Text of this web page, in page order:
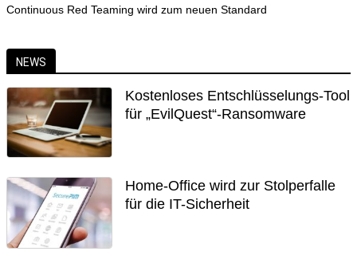
Continuous Red Teaming wird zum neuen Standard
NEWS
Kostenloses Entschlüsselungs-Tool
für „EvilQuest“-Ransomware
Home-Office wird zur Stolperfalle
für die IT-Sicherheit